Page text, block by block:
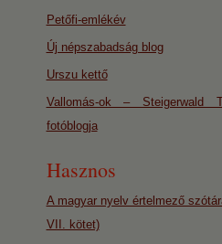
Petőfi-emlékév
Új népszabadság blog
Urszu kettő
Vallomás-ok – Steigerwald
fotóblogja
Hasznos
A magyar nyelv értelmező
VII. kötet)